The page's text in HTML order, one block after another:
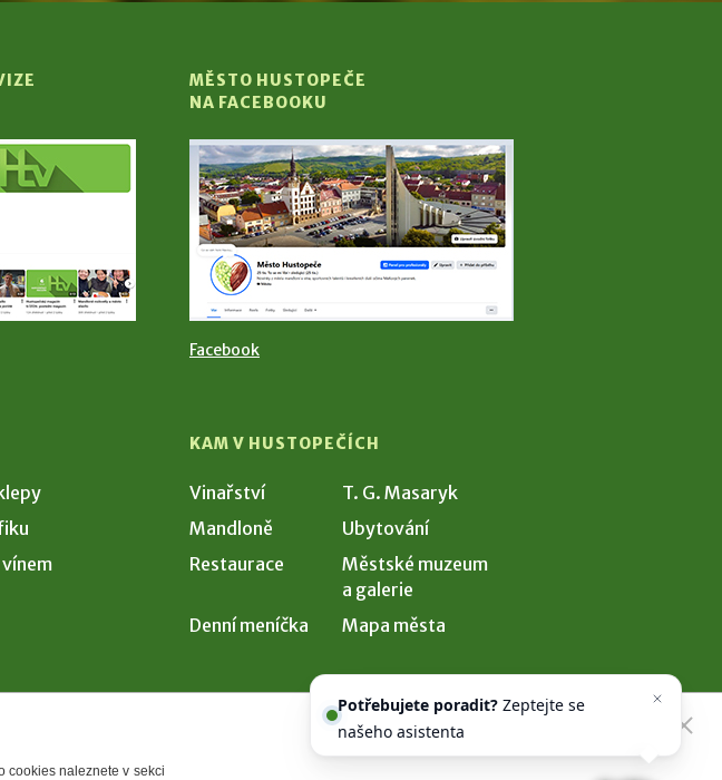
MĚSTO HUSTOPEČE
NA FACEBOOKU
Facebook
KAM V HUSTOPEČÍCH
Vinařství
T. G. Masaryk
Mandloně
Ubytování
Restaurace
Městské muzeum
a galerie
Denní meníčka
Mapa města
cookies naleznete v sekci
Potřebujete poradit?Zeptejte se
našeho asistenta